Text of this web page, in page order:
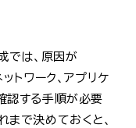
では、原因が
ワーク、アプリケ
認する手順が必要
で決めておくと、